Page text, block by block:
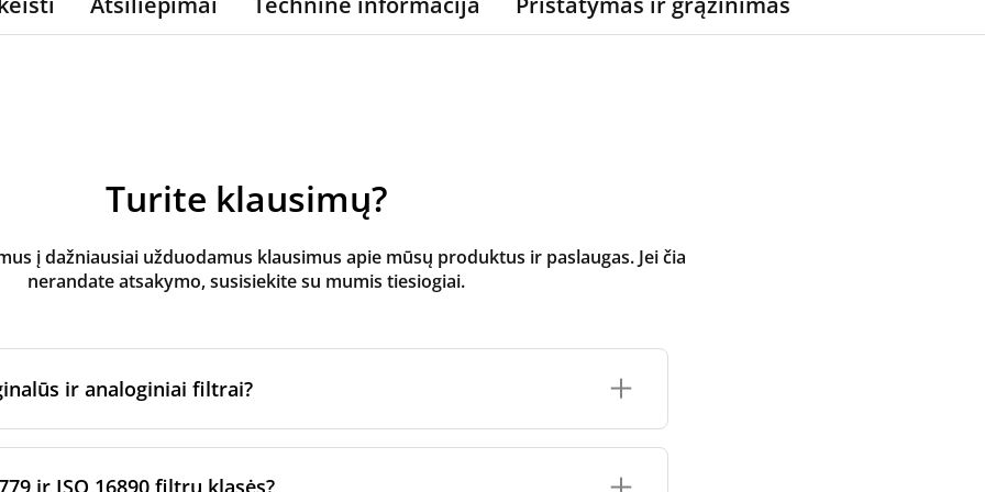
Turite klausimų?
į dažniausiai užduodamus klausimus apie mūsų produktus ir paslaugas. Jei čia
nerandate atsakymo, susisiekite su mumis tiesiogiai.
ir analoginiai filtrai?
per sertifikuotus gamybos partnerius. Jie laikosi konkrečių prekės ženklo
ir ISO 16890 filtrų klasės?